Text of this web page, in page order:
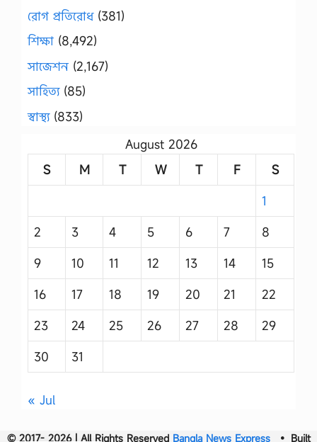
রোগ প্রতিরোধ(381)
শিক্ষা (8,492)
সাজেশন (2,167)
সাহিত্য(85)
স্বাস্থ্য(833)
August 2026
S
M T W T F
S
1
2
3 4 5 6 7
8
9
10 11 12 13 14
15
16
17 18 19 20 21
22
23
24 25 26 27 28
29
30
31
« Jul
© 2017- 2026 | All Rights Reserved Bangla News Express• Built